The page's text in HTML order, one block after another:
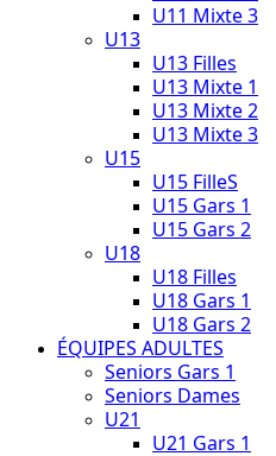
U11 Mixte 3
U13
U13 Filles
U13 Mixte 1
U13 Mixte 2
U13 Mixte 3
U15
U15 FilleS
U15 Gars 1
U15 Gars 2
U18
U18 Filles
U18 Gars 1
U18 Gars 2
ÉQUIPES ADULTES
Seniors Gars 1
Seniors Dames
U21
U21 Gars 1